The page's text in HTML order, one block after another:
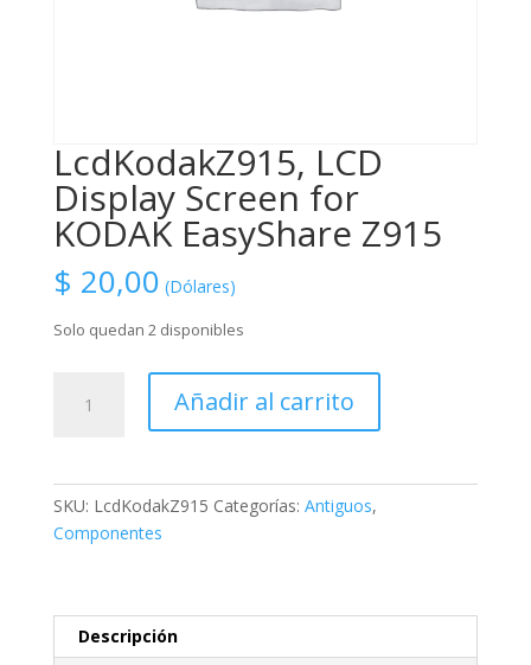
LcdKodakZ915, LCD
Display Screen for
KODAK EasyShare Z915
$ 20,00 (Dólares)
Solo quedan 2 disponibles
EasyShare
Añadir al carrito
SKU: LcdKodakZ915 Categorías: Antiguos,
Componentes
Descripción